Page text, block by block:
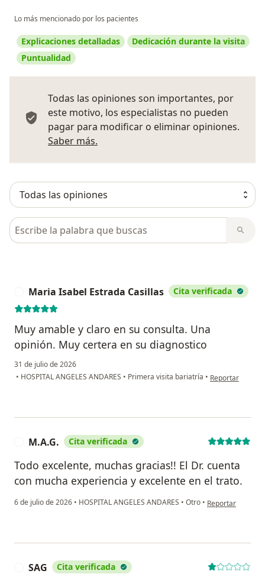
Lo más mencionado por los pacientes
Explicaciones detalladas
Dedicación durante la visita
Puntualidad
Todas las opiniones son importantes, por
este motivo, los especialistas no pueden
pagar para modificar o eliminar opiniones.
Saber más.
Busca en opiniones
Maria Isabel Estrada Casillas Cita verificada
Muy amable y claro en su consulta. Una
opinión. Muy certera en su diagnostico
31 de julio de 2026
• HOSPITAL ANGELES ANDARES • Primera visita bariatría • en opinión del
Reportar
M.A.G. Cita verificada
Todo excelente, muchas gracias!! El Dr. cuenta
con mucha experiencia y excelente en el trato.
6 de julio de 2026 • HOSPITAL ANGELES ANDARES • Otro • en opinión del
Reportar
SAG Cita verificada